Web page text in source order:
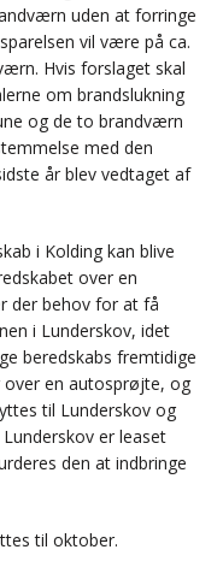
uden at forringe
vil være på ca.
Hvis forslaget skal
om brandslukning
og de to brandværn
med den
år blev vedtaget af
i Kolding kan blive
over en
der behov for at få
i Lunderskov, idet
beredskabs fremtidige
en autosprøjte, og
til Lunderskov og
er leaset
den at indbringe
til oktober.